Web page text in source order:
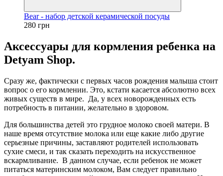
Bear - набор детской керамической посуды
280 грн
Аксессуары для кормления ребенка на
Detyam Shop.
Сразу же, фактически с первых часов рождения малыша стоит
вопрос о его кормлении. Это, кстати касается абсолютно всех
живых существ в мире. Да, у всех новорожденных есть
потребность в питании, желательно в здоровом.
Для большинства детей это грудное молоко своей матери. В
наше время отсутствие молока или еще какие либо другие
серьезные причины, заставляют родителей использовать
сухие смеси, и так сказать переходить на искусственное
вскармливание. В данном случае, если ребенок не может
питаться материнским молоком, Вам следует правильно